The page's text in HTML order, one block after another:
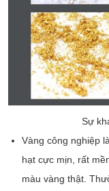
Sự
Vàng công nghiệp
hạt cực mịn, rất
màu vàng thật.